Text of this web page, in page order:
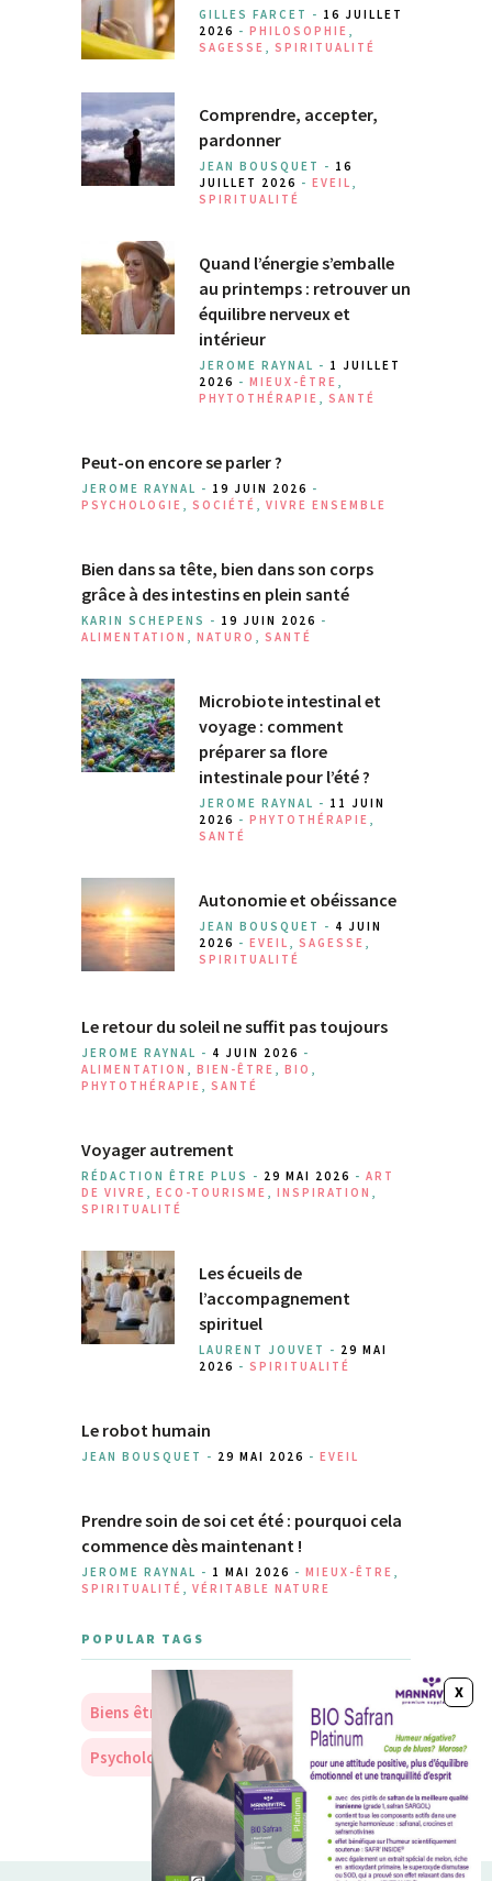
GILLES FARCET - 16 JUILLET
2026 - PHILOSOPHIE
SAGESSE
SPIRITUALITÉ
Comprendre, accepter,
pardonner
JEAN BOUSQUET - 16
JUILLET 2026 - EVEIL
SPIRITUALITÉ
Quand l’énergie s’emballe
au printemps : retrouver un
équilibre nerveux et
intérieur
JEROME RAYNAL - 1 JUILLET
2026 - MIEUX-ÊTRE
PHYTOTHÉRAPIE
SANTÉ
Peut-on encore se parler ?
JEROME RAYNAL - 19 JUIN 2026 -
PSYCHOLOGIE
SOCIÉTÉ VIVRE ENSEMBLE
Bien dans sa tête, bien dans son corps
grâce à des intestins en plein santé
KARIN SCHEPENS - 19 JUIN 2026 -
ALIMENTATION
NATURO SANTÉ
Microbiote intestinal et
voyage : comment
préparer sa flore
intestinale pour l’été ?
JEROME RAYNAL - 11 JUIN
2026 - PHYTOTHÉRAPIE
SANTÉ
Autonomie et obéissance
JEAN BOUSQUET - 4 JUIN
2026 - EVEIL SAGESSE
SPIRITUALITÉ
Le retour du soleil ne suffit pas toujours
JEROME RAYNAL - 4 JUIN 2026 -
ALIMENTATION
BIEN-ÊTRE BIO
PHYTOTHÉRAPIE
SANTÉ
Voyager autrement
RÉDACTION ÊTRE PLUS - 29 MAI 2026 - ART
DE VIVRE
ECO-TOURISME INSPIRATION
SPIRITUALITÉ
Les écueils de
l’accompagnement
spirituel
LAURENT JOUVET - 29 MAI
2026 - SPIRITUALITÉ
Le robot humain
JEAN BOUSQUET - 29 MAI 2026 - EVEIL
Prendre soin de soi cet été : pourquoi cela
commence dès maintenant !
JEROME RAYNAL - 1 MAI 2026 - MIEUX-ÊTRE
SPIRITUALITÉ
VÉRITABLE NATURE
POPULAR TAGS
Biens être Soins Nourriture
Psychologie Personnalité